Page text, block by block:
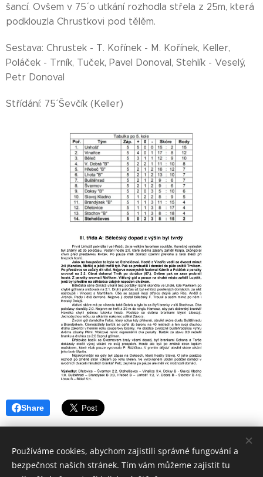
šancí. Ovšem v 75´ o utkání rozhodla střela z 25m, která
podklouzla Chrustkovi pod tělěm.
Sestava: Chrustek - T. Kořínek - M. Kořínek, Keller,
Poláček - Trník, Tuček, Pavel Donoval, Stehlík - Veselý,
Petr Donoval
Střídání: 75´ Ševčík (Keller)
Share
Používáme cookies, abychom zajistili správné fungování a
bezpečnost našich stránek. Tím vám můžeme zajistit tu